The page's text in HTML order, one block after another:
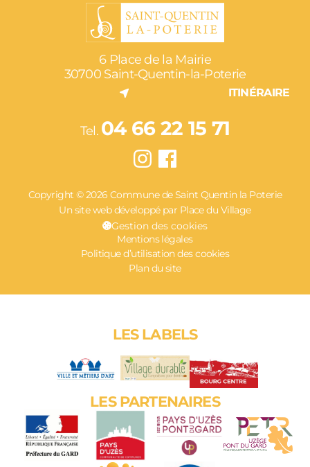
6 Place de la Mairie
30700 Saint-Quentin-la-Poterie
ITINÉRAIRE
Tel. 04 66 22 15 71
Copyright © 2026 Commune de Saint Quentin la Poterie
Un site web développé par Place du Village
Gestion des cookies
Mentions légales
Politique d’utilisation des cookies
Plan du site
LES LABELS
LES PARTENAIRES